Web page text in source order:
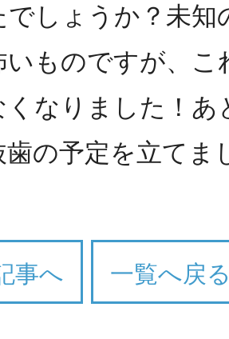
でしょうか？未
いものですが、こ
くなりました！あ
歯の予定を立てま
事へ 一覧へ戻